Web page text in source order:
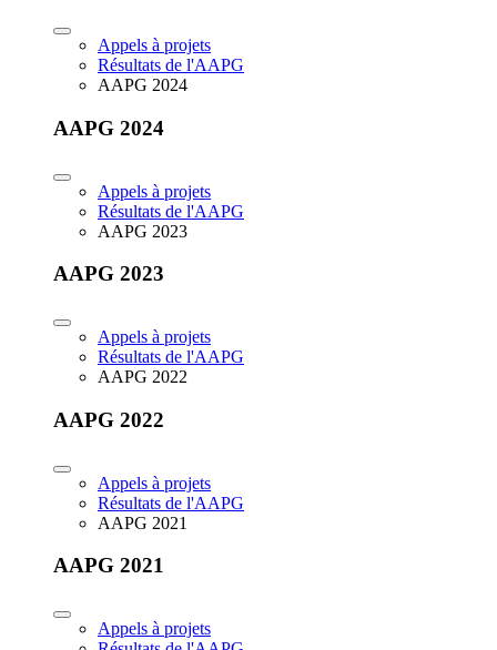
Appels à projets
Résultats de l'AAPG
AAPG 2024
AAPG 2024
Appels à projets
Résultats de l'AAPG
AAPG 2023
AAPG 2023
Appels à projets
Résultats de l'AAPG
AAPG 2022
AAPG 2022
Appels à projets
Résultats de l'AAPG
AAPG 2021
AAPG 2021
Appels à projets